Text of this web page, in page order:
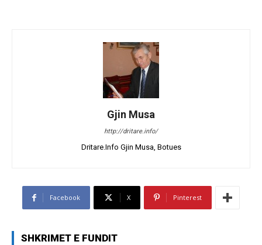
Gjin Musa
http://dritare.info/
Dritare.Info Gjin Musa, Botues
Facebook X Pinterest
SHKRIMET E FUNDIT